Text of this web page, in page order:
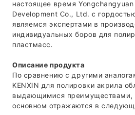
настоящее время
Development Co., Ltd. с
являемся экспертами в
индивидуальных боров для
пластмасс.
Описание продукта
По сравнению с другими
KENXIN для полировки акрила
выдающимися преимуществами,
основном отражаются в